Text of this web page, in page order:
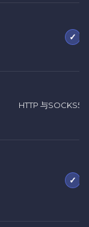
✓
HTTP 与SOCKS5
✓